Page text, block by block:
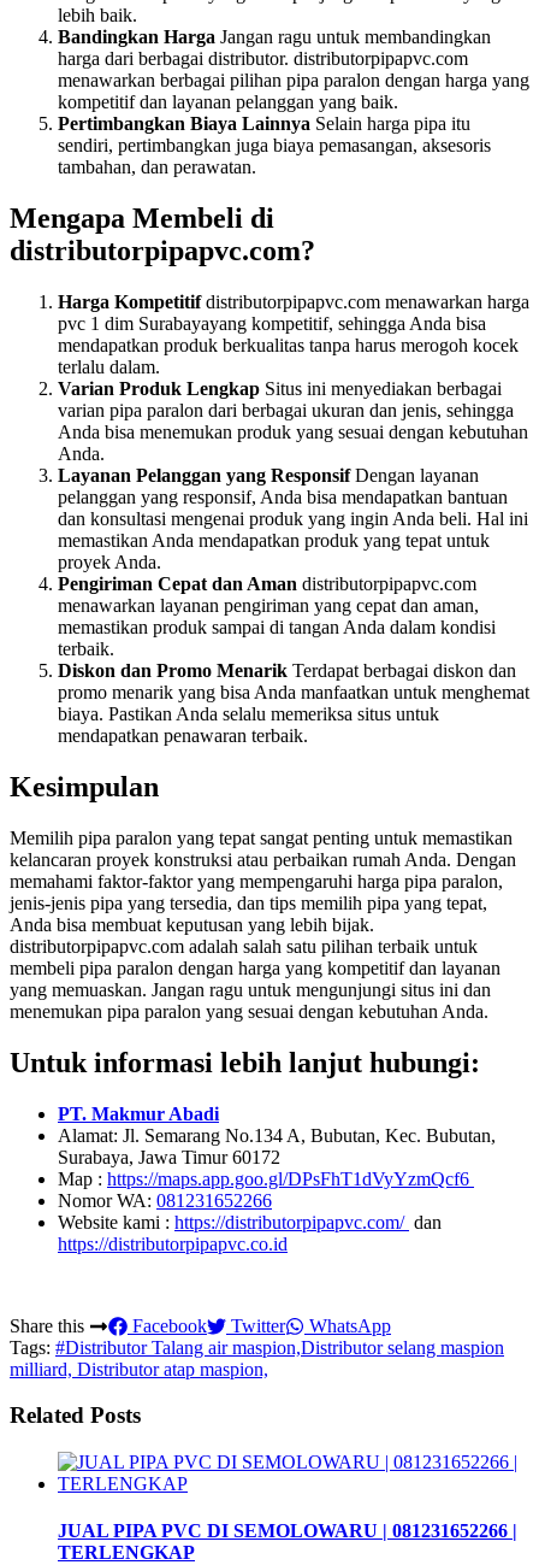
lebih baik.
Bandingkan Harga Jangan ragu untuk membandingkan
harga dari berbagai distributor. distributorpipapvc.com
menawarkan berbagai pilihan pipa paralon dengan harga yang
kompetitif dan layanan pelanggan yang baik.
Pertimbangkan Biaya Lainnya Selain harga pipa itu
sendiri, pertimbangkan juga biaya pemasangan, aksesoris
tambahan, dan perawatan.
Mengapa Membeli di
distributorpipapvc.com?
Harga Kompetitifdistributorpipapvc.com menawarkan harga
pvc 1 dim Surabayayang kompetitif, sehingga Anda bisa
mendapatkan produk berkualitas tanpa harus merogoh kocek
terlalu dalam.
Varian Produk Lengkap Situs ini menyediakan berbagai
varian pipa paralon dari berbagai ukuran dan jenis, sehingga
Anda bisa menemukan produk yang sesuai dengan kebutuhan
Anda.
Layanan Pelanggan yang ResponsifDengan layanan
pelanggan yang responsif, Anda bisa mendapatkan bantuan
dan konsultasi mengenai produk yang ingin Anda beli. Hal ini
memastikan Anda mendapatkan produk yang tepat untuk
proyek Anda.
Pengiriman Cepat dan Aman distributorpipapvc.com
menawarkan layanan pengiriman yang cepat dan aman,
memastikan produk sampai di tangan Anda dalam kondisi
terbaik.
Diskon dan Promo Menarik Terdapat berbagai diskon dan
promo menarik yang bisa Anda manfaatkan untuk menghemat
biaya. Pastikan Anda selalu memeriksa situs untuk
mendapatkan penawaran terbaik.
Kesimpulan
Memilih pipa paralon yang tepat sangat penting untuk memastikan
kelancaran proyek konstruksi atau perbaikan rumah Anda. Dengan
memahami faktor-faktor yang mempengaruhi harga pipa paralon,
jenis-jenis pipa yang tersedia, dan tips memilih pipa yang tepat,
Anda bisa membuat keputusan yang lebih bijak.
distributorpipapvc.com adalah salah satu pilihan terbaik untuk
membeli pipa paralon dengan harga yang kompetitif dan layanan
yang memuaskan. Jangan ragu untuk mengunjungi situs ini dan
menemukan pipa paralon yang sesuai dengan kebutuhan Anda.
Untuk informasi lebih lanjut hubungi:
PT. Makmur Abadi
Alamat: Jl. Semarang No.134 A, Bubutan, Kec. Bubutan,
Surabaya, Jawa Timur 60172
Map : https://maps.app.goo.gl/DPsFhT1dVyYzmQcf6
Nomor WA: 081231652266
Website kami : https://distributorpipapvc.com/ dan
https://distributorpipapvc.co.id
Share this Facebook Twitter
WhatsApp
Tags: #Distributor Talang air maspion,Distributor selang maspion
milliard, Distributor atap maspion,
Related Posts
JUAL PIPA PVC DI SEMOLOWARU | 081231652266 |
TERLENGKAP